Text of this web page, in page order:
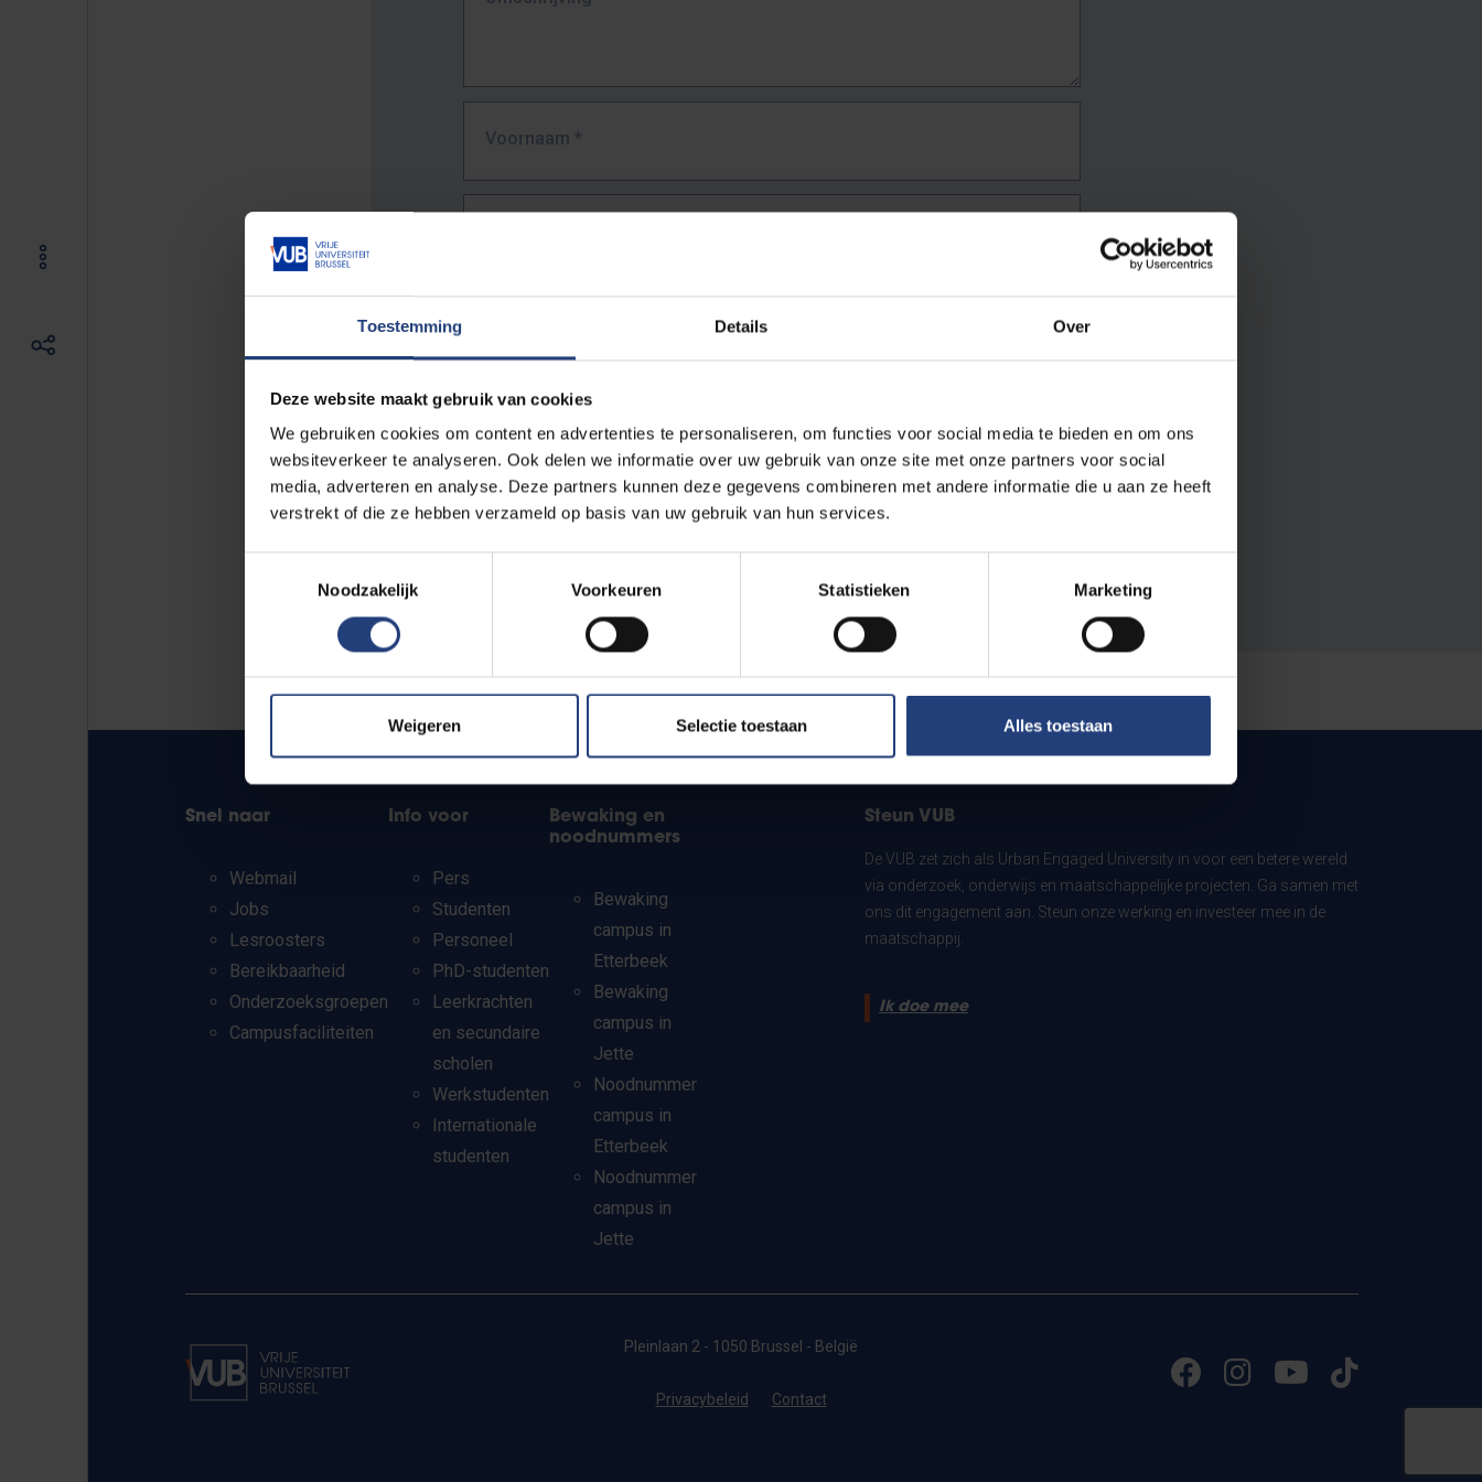
Toestemming Details Over
Deze website maakt gebruik van cookies
We gebruiken cookies om content en advertenties te personaliseren, om functies voor social media te bieden en om ons
websiteverkeer te analyseren. Ook delen we informatie over uw gebruik van onze site met onze partners voor social
media, adverteren en analyse. Deze partners kunnen deze gegevens combineren met andere informatie die u aan ze heeft
verstrekt of die ze hebben verzameld op basis van uw gebruik van hun services.
Noodzakelijk
Voorkeuren Statistieken Marketing
Weigeren Selectie toestaan Alles toestaan
Voornaam *
URL*
De volledige URL van de pagina waar je de fout zag.
Bv. https://www.vub.be/nl/studeren-aan-de-vub/alle-opleidingen
Snel naar
Webmail
Jobs
Lesroosters
Bereikbaarheid
Onderzoeksgroepen
Campusfaciliteiten
Info voor
Pers
Studenten
Personeel
PhD-studenten
Leerkrachten
en secundaire
scholen
Werkstudenten
Internationale
studenten
Bewaking en
noodnummers
Bewaking
campus in
Etterbeek
Bewaking
campus in
Jette
Noodnummer
campus in
Etterbeek
Noodnummer
campus in
Jette
Steun VUB
De VUB zet zich als Urban Engaged University in voor een betere wereld
via onderzoek, onderwijs en maatschappelijke projecten. Ga samen met
ons dit engagement aan. Steun onze werking en investeer mee in de
maatschappij.
Ik doe mee
Pleinlaan 2 - 1050 Brussel - België
Privacybeleid Contact